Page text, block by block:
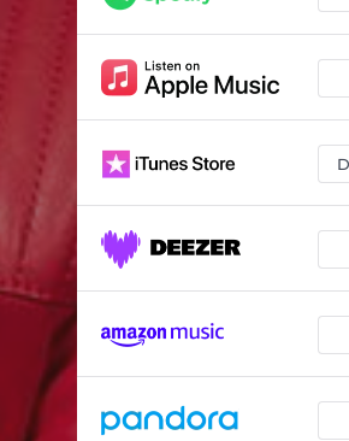
Uglevisen
Vi holder fest
Save the last dance for me
Find dig en blomst
Can’t take my eyes off you